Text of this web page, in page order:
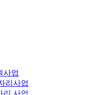
사업
리사업
리 사업